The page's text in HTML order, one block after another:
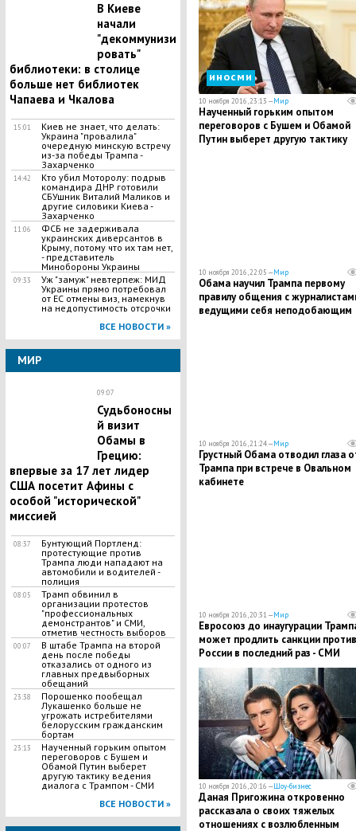
В Киеве
начали
"декоммунизи
ровать"
библиотеки: в столице
больше нет библиотек
Чапаева и Чкалова
15:01
Киев не знает, что делать:
Украина "провалила"
очередную минскую встречу
из-за победы Трампа -
Захарченко
14:42
Кто убил Моторолу: подрыв
командира ДНР готовили
СБУшник Виталий Маликов и
другие силовики Киева -
Захарченко
11:06
ФСБ не задерживала
украинских диверсантов в
Крыму, потому что их там нет,
- представитель
Минобороны Украины
09:33
Уж "замуж" невтерпеж: МИД
Украины прямо потребовал
от ЕС отмены виз, намекнув
на недопустимость отсрочки
ВСЕ НОВОСТИ »
МИР
09:07
Судьбоносны
й визит
Обамы в
Грецию:
впервые за 17 лет лидер
США посетит Афины с
особой "исторической"
миссией
08:37
Бунтующий Портленд:
протестующие против
Трампа люди нападают на
автомобили и водителей -
полиция
08:05
Трамп обвинил в
организации протестов
"профессиональных
демонстрантов" и СМИ,
отметив честность выборов
00:07
В штабе Трампа на второй
день после победы
отказались от одного из
главных предвыборных
обещаний
23:38
Порошенко пообещал
Лукашенко больше не
угрожать истребителями
белорусским гражданским
бортам
23:13
Наученный горьким опытом
переговоров с Бушем и
Обамой Путин выберет
другую тактику ведения
диалога с Трампом - СМИ
ВСЕ НОВОСТИ »
иносми
10 ноября 2016, 23:13 —Мир
Наученный горьким опытом
переговоров с Бушем и Обамой
Путин выберет другую тактику
10 ноября 2016, 22:05 —Мир
Обама научил Трампа первому
правилу общения с
ведущими себя неподобающим
10 ноября 2016, 21:24 —Мир
Грустный Обама отводил глаза
Трампа при встрече в Овальном
кабинете
10 ноября 2016, 20:31 —Мир
Евросоюз до инаугурации
может продлить санкции против
России в последний раз - СМИ
10 ноября 2016, 20:16 —Шоу-бизнес
Даная Пригожина откровенно
рассказала о своих тяжелых
отношениях с возлюбленным